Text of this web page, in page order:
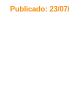
Publicado: 23/